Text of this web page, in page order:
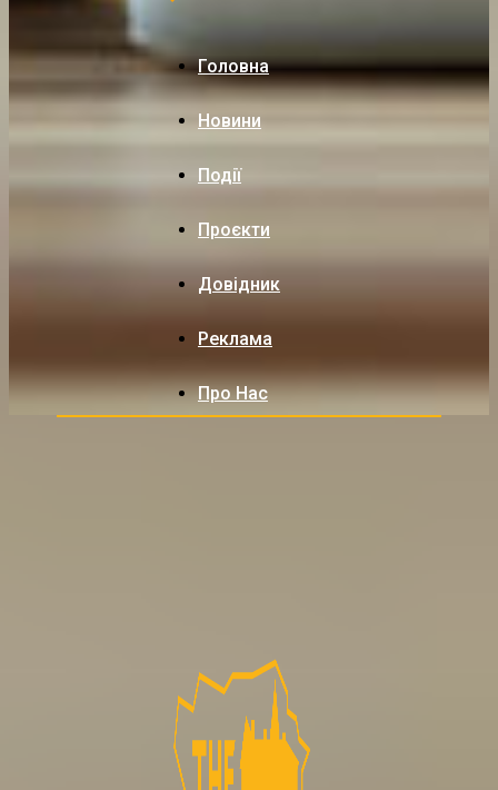
Головна
Новини
Події
Проєкти
Довідник
Реклама
Про Нас